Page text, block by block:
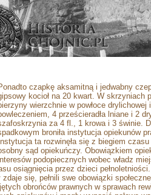
czapkę aksamitną i jedwabny
kocioł na 20 kwart. W skrzyniach
wierzchnie w powłoce
4 prześcieradła lniane i 2
za 4 fl., 1 krowa i 3 świnie.
broniła instytucja opiekunów
Instytucja ta rozwinęła się z biegiem
sąd opiekuńczy. Obowiązkiem
podopiecznych wobec władz
osiągnięcia przez dzieci
się, pełnili swe obowiązki
obrońców prawnych w sprawach